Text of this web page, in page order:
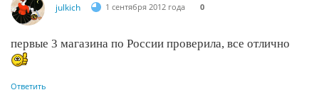
julkich 1 сентября 2012 года 0
первые 3 магазина по России проверила, все отлично
Ответить